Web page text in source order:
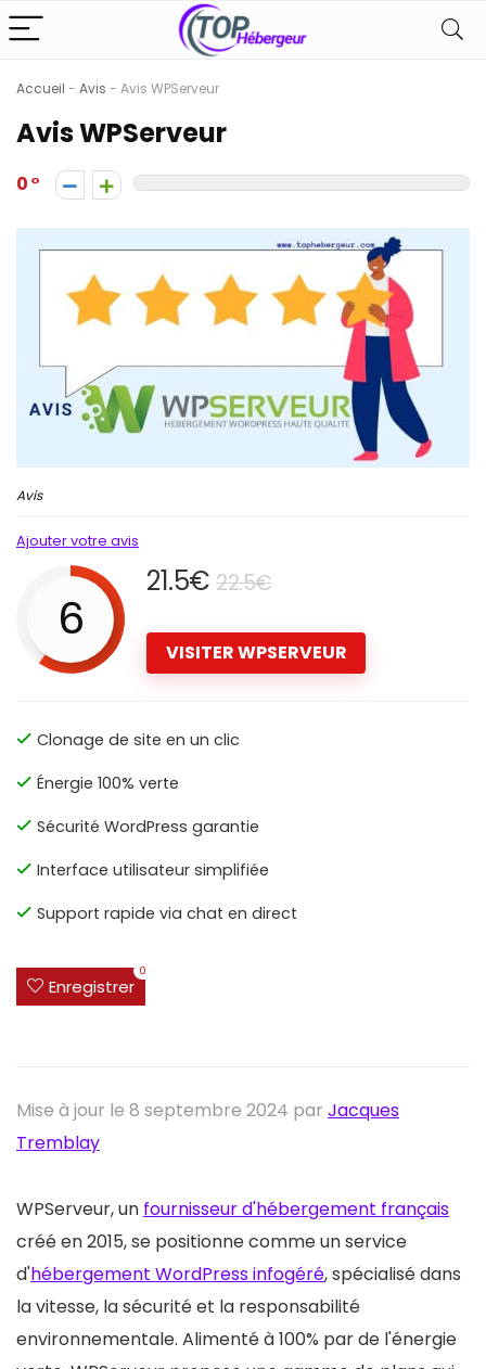
Accueil - Avis - Avis WPServeur
Avis WPServeur
0
Avis
Ajouter votre avis
6
21.5€ 22.5€
VISITER WPSERVEUR
Clonage de site en un clic
Énergie 100% verte
Sécurité WordPress garantie
Interface utilisateur simplifiée
Support rapide via chat en direct
Enregistrer
0
Mise à jour le 8 septembre 2024 par Jacques
Tremblay
WPServeur, un fournisseur d'hébergement français
créé en 2015, se positionne comme un service
d'hébergement WordPress infogéré, spécialisé dans
la vitesse, la sécurité et la responsabilité
environnementale. Alimenté à 100% par de l'énergie